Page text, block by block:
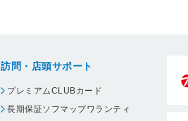
訪問・店頭サポート
プレミアムCLUBカード
長期保証ソフマップワランティ